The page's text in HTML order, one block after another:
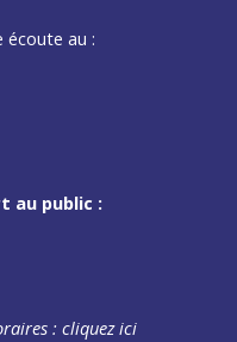
au :
au public :
:cliquez ici